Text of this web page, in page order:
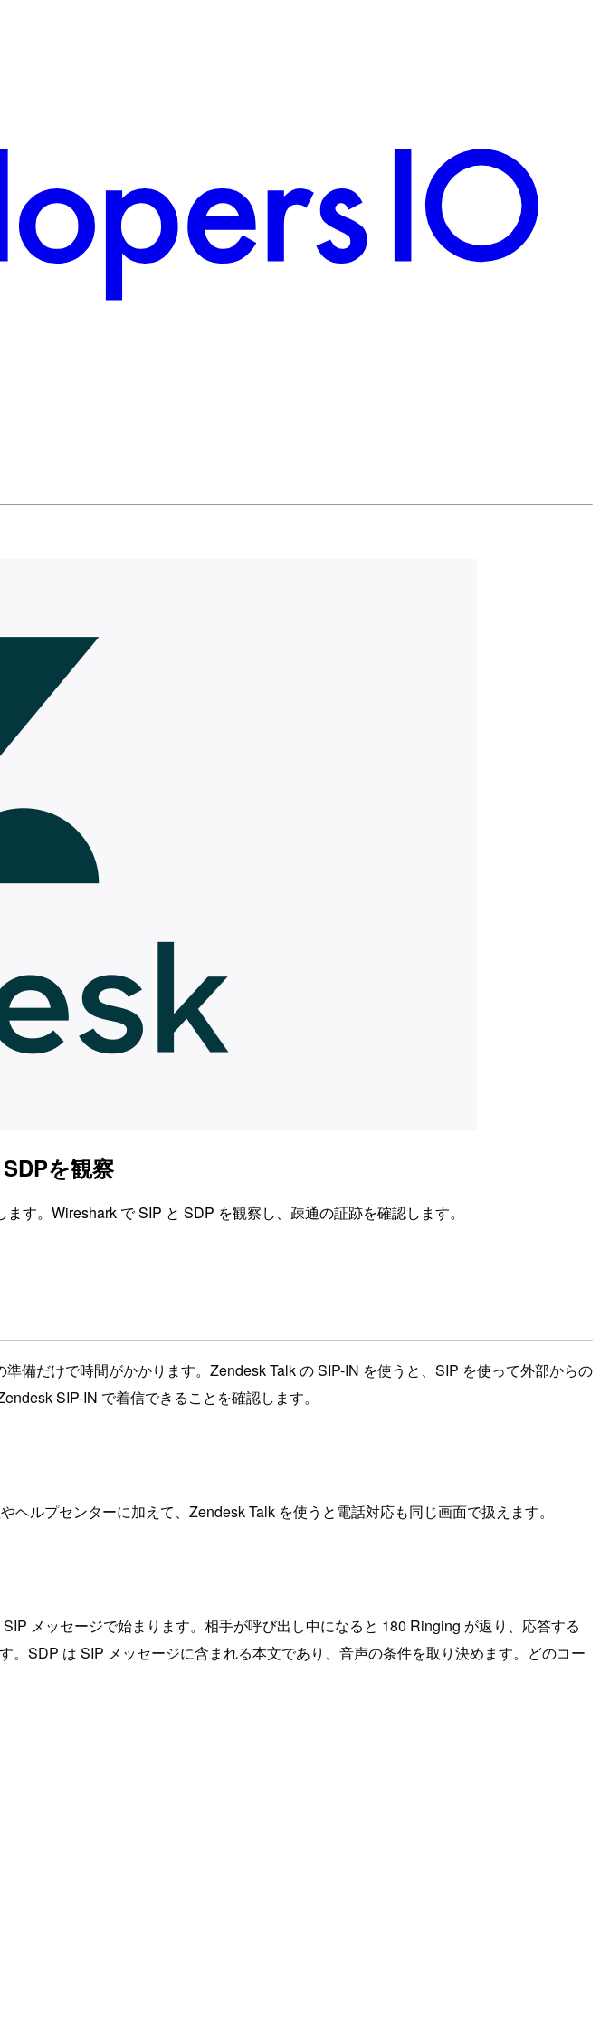
を観察
す。Wireshark で SIP と SDP を観察し、疎通の証跡を確認します。
備だけで時間がかかります。Zendesk Talk の SIP-IN を使うと、SIP を使って外部からの
SIP-IN で着信できることを確認します。
ルプセンターに加えて、Zendesk Talk を使うと電話対応も同じ画面で扱えます。
メッセージで始まります。相手が呼び出し中になると 180 Ringing が返り、応答する
SDP は SIP メッセージに含まれる本文であり、音声の条件を取り決めます。どのコー